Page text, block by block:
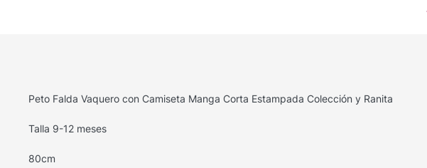
Peto Falda Vaquero con Camiseta Manga Corta Estampada Colección y Ranita
Talla 9-12 meses
80cm